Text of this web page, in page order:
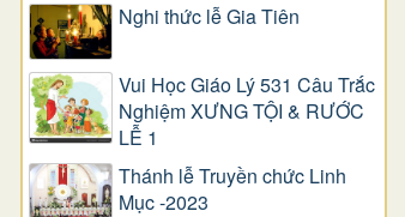
Nghi thức lễ Gia Tiên
Vui Học Giáo Lý 531 Câu Trắc
Nghiệm XƯNG TỘI & RƯỚC
LỄ 1
Thánh lễ Truyền chức Linh
Mục -2023